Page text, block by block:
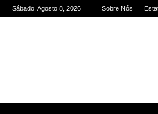
Sábado, Agosto 8, 2026 Sobre Nós